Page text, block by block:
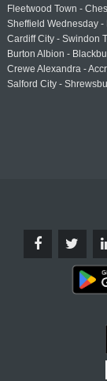
Fleetwood Town -
Sheffield Wednesday
Cardiff City - Swindon
Burton Albion -
Crewe Alexandra -
Salford City -